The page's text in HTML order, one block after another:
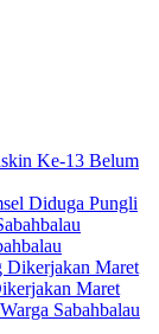
Ke-13 Belum
Diduga Pungli
Maret
Warga Sabahbalau